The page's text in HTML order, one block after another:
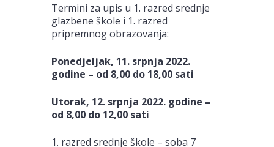
Termini za upis u 1. razred srednje
glazbene škole i 1. razred
pripremnog obrazovanja:
Ponedjeljak, 11. srpnja 2022.
godine – od 8,00 do 18,00 sati
Utorak, 12. srpnja 2022. godine –
od 8,00 do 12,00 sati
1. razred srednje škole – soba 7